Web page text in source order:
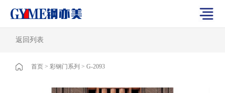
首页 > 彩钢门系列 > G-2093
返回列表